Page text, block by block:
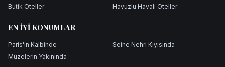
Butik Oteller Havuzlu Havalı Oteller
EN İYI KONUMLAR
Paris'in Kalbinde
Seine Nehri Kıyısında
Müzelerin Yakınında